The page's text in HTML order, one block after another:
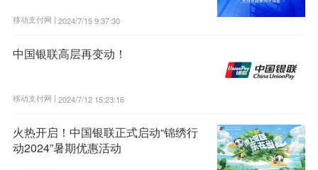
移动支付网 | 2024/7/15 9:37:30
中国银联高层再变动！
移动支付网 | 2024/7/12 15:23:16
火热开启！中国银联正式启动“锦绣行
动2024”暑期优惠活动